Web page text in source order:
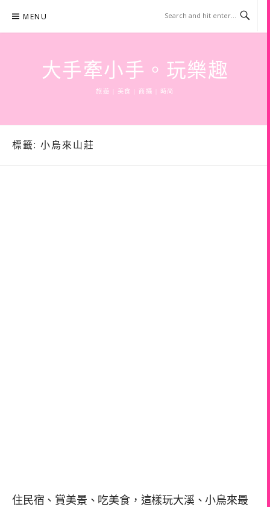
content
MENU
大手牽小手。玩樂趣
旅遊 | 美食 | 商攝 | 時尚
標籤: 小烏來山莊
住民宿、賞美景、吃美食，這樣玩大溪、小烏來最